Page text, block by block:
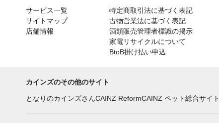
サービス一覧
サイトマップ
店舗情報
特定商取引法に基づく表記
古物営業法に基づく表記
酒類販売管理者標識の掲示
家電リサイクルについて
BtoB掛け払い申込
カインズのその他のサイト
となりのカインズさんCAINZ ReformCAINZ ペット総合サイト